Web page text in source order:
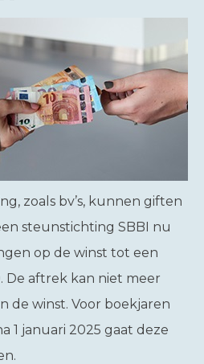
zoals bv’s, kunnen giften
steunstichting SBBI nu
op de winst tot een
De aftrek kan niet meer
de winst. Voor boekjaren
1 januari 2025 gaat deze